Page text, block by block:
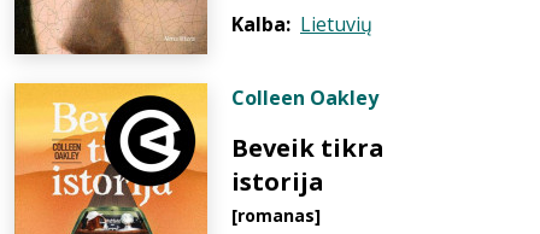
Kalba: Lietuvių
Colleen Oakley
Beveik tikra
istorija
[romanas]